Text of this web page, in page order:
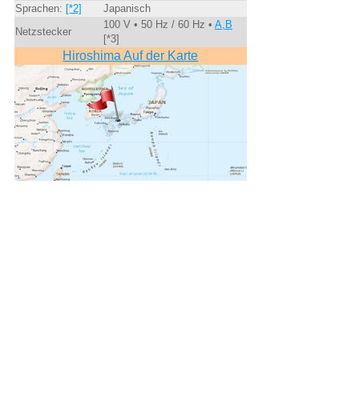
Sprachen: [*2]
Japanisch
Netzstecker
100 V • 50 Hz / 60 Hz • A,B
[*3]
Hiroshima Auf der Karte